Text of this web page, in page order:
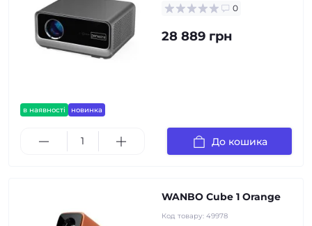
в наявності новинка
0
28 889 грн
До кошика
WANBO Cube 1 Orange
Код товару: 49978